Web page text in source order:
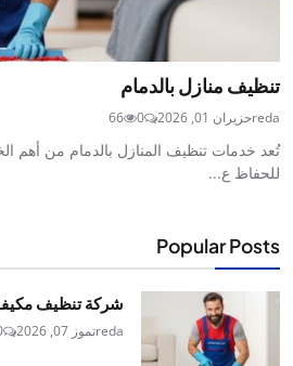
تنظيف منازل بالدمام
redaحزيران 01, 2026 0
66
تُعد خدمات تنظيف المنازل بالدمام من أهم
للحفاظ ع...
Popular Posts
شركة تنظيف
redaتموز 07, 2026